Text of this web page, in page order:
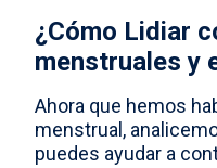
¿Cómo Lidiar
menstruales y
Ahora que hemos
menstrual,
puedes ayudar a